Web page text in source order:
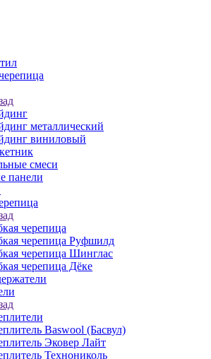
металлический
виниловый
смеси
панели
черепица
черепица Руфшилд
черепица Шинглас
черепица Дёке
Baswool (Басвул)
Эковер Лайт
Технониколь